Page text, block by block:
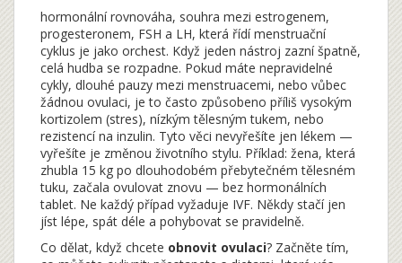
hormonální rovnováha, souhra mezi estrogenem,
progesteronem, FSH a LH, která řídí menstruační
cyklus je jako orchest. Když jeden nástroj zazní špatně,
celá hudba se rozpadne. Pokud máte nepravidelné
cykly, dlouhé pauzy mezi menstruacemi, nebo vůbec
žádnou ovulaci, je to často způsobeno příliš vysokým
kortizolem (stres), nízkým tělesným tukem, nebo
rezistencí na inzulin. Tyto věci nevyřešíte jen lékem —
vyřešíte je změnou životního stylu. Příklad: žena, která
zhubla 15 kg po dlouhodobém přebytečném tělesném
tuku, začala ovulovat znovu — bez hormonálních
tablet. Ne každý případ vyžaduje IVF. Někdy stačí jen
jíst lépe, spát déle a pohybovat se pravidelně.
Co dělat, když chcete obnovit ovulaci? Začněte tím,